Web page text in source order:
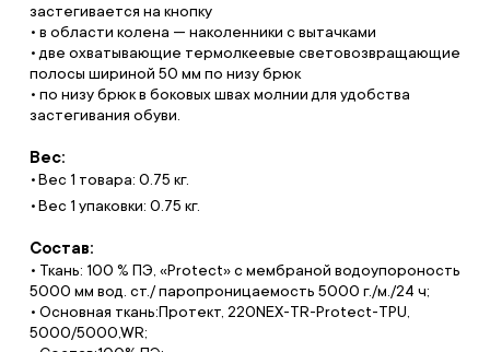
застегивается на кнопку
• в области колена — наколенники с вытачками
• две охватывающие термолкеевые световозвращающие
полосы шириной 50 мм по низу брюк
• по низу брюк в боковых швах молнии для удобства
застегивания обуви.
Вес:
Вес 1 товара: 0.75 кг.
Вес 1 упаковки: 0.75 кг.
Состав:
• Ткань: 100 % ПЭ, «Protect» с мембраной водоупороность
5000 мм вод. ст./ паропроницаемость 5000 г./м./24 ч;
• Основная ткань:Протект, 220NEX-TR-Protect-TPU,
5000/5000,WR;